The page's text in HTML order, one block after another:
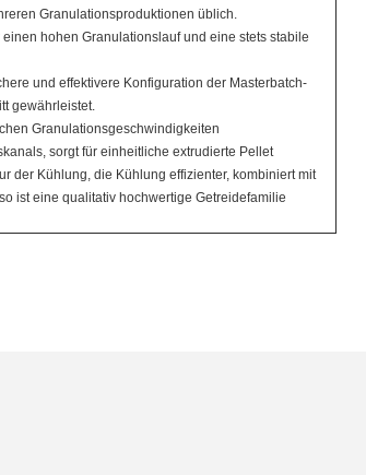
Granulationsproduktionen üblich.
hohen Granulationslauf und eine stets stabile
und effektivere Konfiguration der Masterbatch-
gewährleistet.
Granulationsgeschwindigkeiten
sorgt für einheitliche extrudierte Pellet
der Kühlung, die Kühlung effizienter, kombiniert mit
ist eine qualitativ hochwertige Getreidefamilie